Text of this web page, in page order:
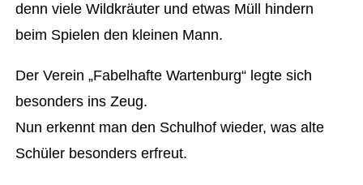
denn viele Wildkräuter und etwas Müll hindern
beim Spielen den kleinen Mann.
Der Verein „Fabelhafte Wartenburg“ legte sich
besonders ins Zeug.
Nun erkennt man den Schulhof wieder, was alte
Schüler besonders erfreut.